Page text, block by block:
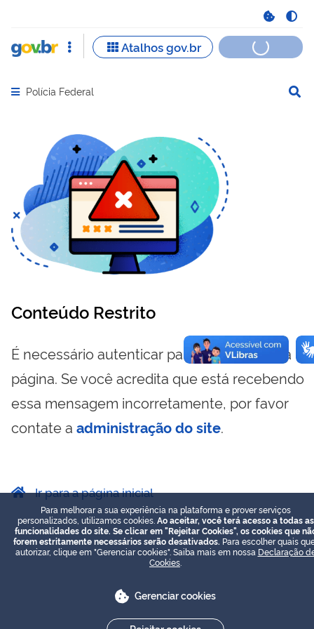
Abrir menu principal de navegação
Polícia Federal
Conteúdo Restrito
É necessário autenticar para visualizar essa
página. Se você acredita que está recebendo
essa mensagem incorretamente, por favor
contate a administração do site.
Ir para a página inicial
Para melhorar a sua experiência na plataforma e prover serviços
personalizados, utilizamos cookies. Ao aceitar, você terá acesso a todas as
funcionalidades do site. Se clicar em "Rejeitar Cookies", os cookies que
forem estritamente necessários serão desativados. Para escolher quais
autorizar, clique em "Gerenciar cookies". Saiba mais em nossa Declaração
Cookies
Gerenciar cookies